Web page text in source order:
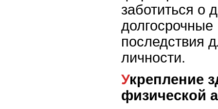
заботиться о
последствия
личности.
Укрепление здоровья и
физической